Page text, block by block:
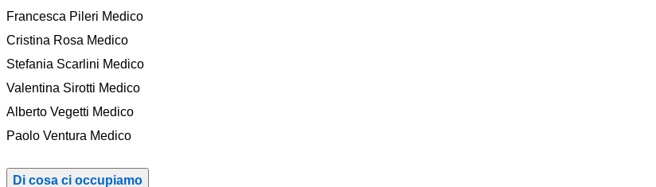
Francesca Pileri Medico
Cristina Rosa Medico
Stefania Scarlini Medico
Valentina Sirotti Medico
Alberto Vegetti Medico
Paolo Ventura Medico
Di cosa ci occupiamo